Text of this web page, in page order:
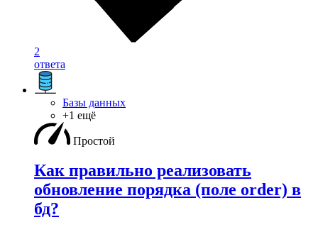
2
ответа
Базы данных
+1 ещё
Простой
Как правильно реализовать
обновление порядка (поле order) в
бд?